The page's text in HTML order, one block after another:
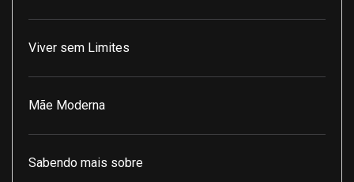
Viver sem Limites
Mãe Moderna
Sabendo mais sobre